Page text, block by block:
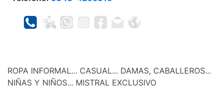
ROPA INFORMAL... CASUAL... DAMAS, CABALLEROS...
NIÑAS Y NIÑOS... MISTRAL EXCLUSIVO